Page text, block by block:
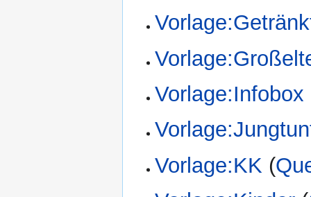
Vorlage:Infobox
Vorlage:KK (